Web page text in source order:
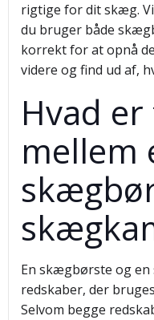
rigtige for dit skæg.
du bruger både
korrekt for at opnå
videre og find ud af,
Hvad
mellem
En skægbørste og
redskaber, der
Selvom begge